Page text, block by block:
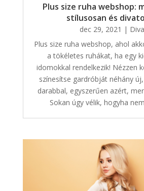
Plus size ruha webshop:
stílusosan és
dec 29, 2021 |
Plus size ruha webshop, ahol
a tökéletes ruhákat, ha egy
idomokkal rendelkezik! Nézzen
színesítse gardróbját néhány
darabbal, egyszerűen azért,
Sokan úgy vélik, hogyha